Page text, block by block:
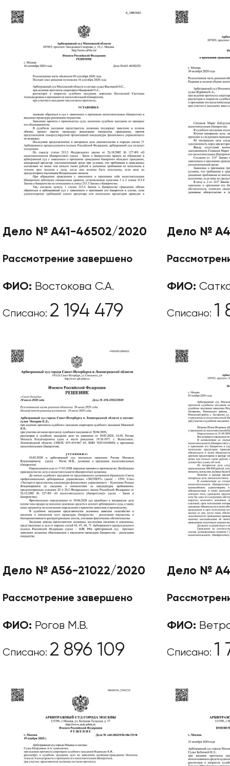
Дело № А41-46502/2020
Рассмотрение завершено
ФИО: Востокова С.А.
Списано: 2 194 479
Дело №
ФИО:
Списано: 1
Дело № А56-21022/2020
Рассмотрение завершено
ФИО: Рогов М.В.
Списано: 2 896 109
Дело №
ФИО:
Списано: 1
Этапы